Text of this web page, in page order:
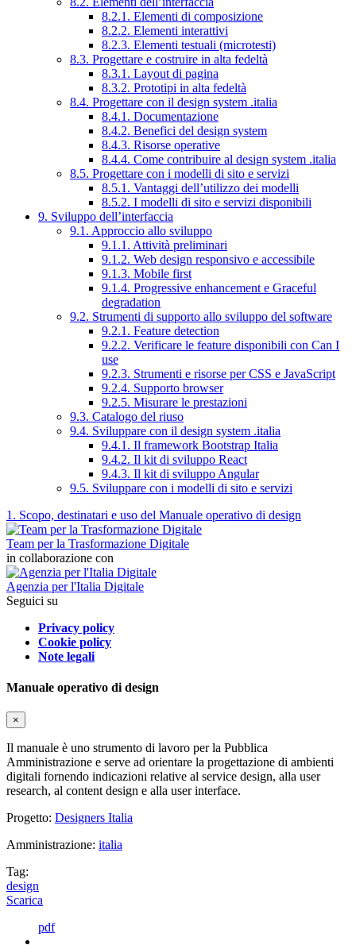
8.2.1. Elementi di composizione
8.2.2. Elementi interattivi
8.2.3. Elementi testuali (microtesti)
8.3. Progettare e costruire in alta fedeltà
8.3.1. Layout di pagina
8.3.2. Prototipi in alta fedeltà
8.4. Progettare con il design system .italia
8.4.1. Documentazione
8.4.2. Benefici del design system
8.4.3. Risorse operative
8.4.4. Come contribuire al design system .italia
8.5. Progettare con i modelli di sito e servizi
8.5.1. Vantaggi dell’utilizzo dei modelli
8.5.2. I modelli di sito e servizi disponibili
9. Sviluppo dell’interfaccia
9.1. Approccio allo sviluppo
9.1.1. Attività preliminari
9.1.2. Web design responsivo e accessibile
9.1.3. Mobile first
9.1.4. Progressive enhancement e Graceful
degradation
9.2. Strumenti di supporto allo sviluppo del software
9.2.1. Feature detection
9.2.2. Verificare le feature disponibili con Can I
use
9.2.3. Strumenti e risorse per CSS e JavaScript
9.2.4. Supporto browser
9.2.5. Misurare le prestazioni
9.3. Catalogo del riuso
9.4. Sviluppare con il design system .italia
9.4.1. Il framework Bootstrap Italia
9.4.2. Il kit di sviluppo React
9.4.3. Il kit di sviluppo Angular
9.5. Sviluppare con i modelli di sito e servizi
1. Scopo, destinatari e uso del Manuale operativo di design
Team per la Trasformazione Digitale
in collaborazione con
Agenzia per l'Italia Digitale
Seguici su
Privacy policy
Cookie policy
Note legali
Manuale operativo di design
×
Il manuale è uno strumento di lavoro per la Pubblica
Amministrazione e serve ad orientare la progettazione di ambienti
digitali fornendo indicazioni relative al service design, alla user
research, al content design e alla user interface.
Progetto: Designers Italia
Amministrazione: italia
Tag:
design
Scarica
pdf